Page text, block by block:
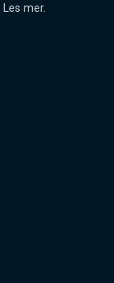
Les mer.